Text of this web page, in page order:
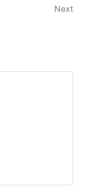
Next